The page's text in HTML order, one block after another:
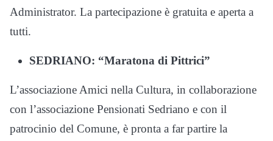
Administrator. La partecipazione è gratuita e aperta a
tutti.
SEDRIANO: “Maratona di Pittrici”
L’associazione Amici nella Cultura, in collaborazione
con l’associazione Pensionati Sedriano e con il
patrocinio del Comune, è pronta a far partire la